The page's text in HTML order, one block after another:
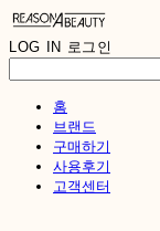
LOG IN 로그인
홈
브랜드
구매하기
사용후기
고객센터